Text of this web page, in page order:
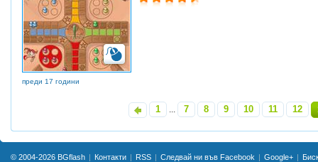
преди 17 години
1 ... 7 8 9 10 11 12
© 2004-2026 BGflash Контакти RSS Следвай ни във Facebook Google+